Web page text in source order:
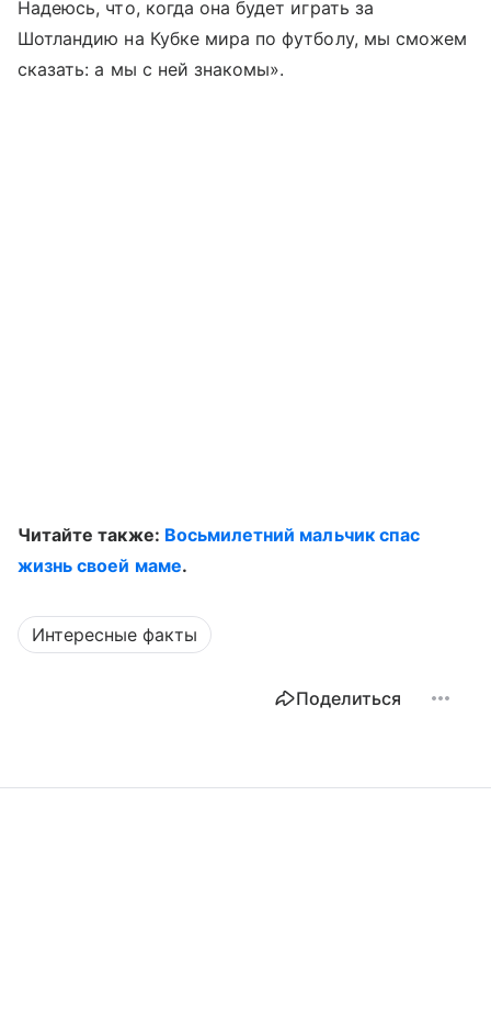
Надеюсь, что, когда она будет играть за
Шотландию на Кубке мира по футболу, мы сможем
сказать: а мы с ней знакомы».
Читайте также: Восьмилетний мальчик спас
жизнь своей маме.
Интересные факты
Поделиться